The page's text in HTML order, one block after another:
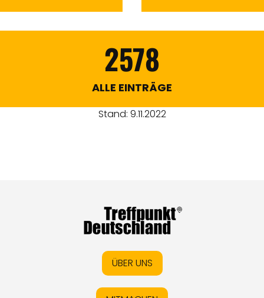
2578
ALLE EINTRÄGE
Stand: 9.11.2022
ÜBER UNS